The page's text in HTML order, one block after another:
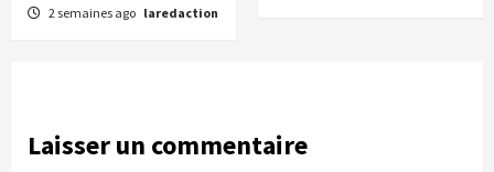
2 semaines ago laredaction
Laisser un commentaire